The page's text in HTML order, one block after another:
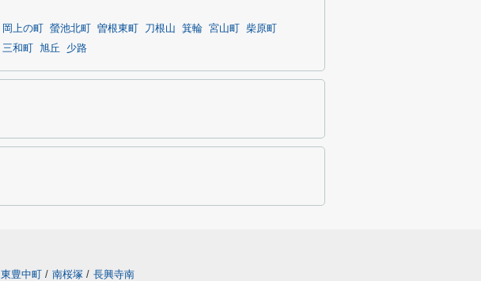
岡上の町 螢池北町 曽根東町 刀根山 箕輪 宮山町
柴原町
三和町 旭丘 少路
東豊中町 / 南桜塚 / 長興寺南